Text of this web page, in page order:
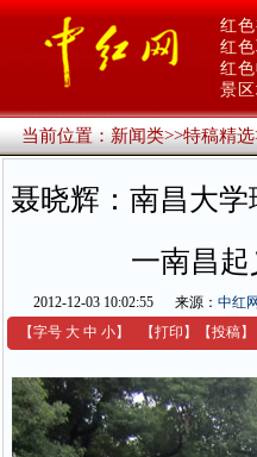
红
红
红
景区
当前位置：新闻类>>特稿精选
聂晓辉：南昌大
一南昌
2012-12-03 10:02:55 来源： 中红
【字号 大 中 小】 【打印 】 【投稿】